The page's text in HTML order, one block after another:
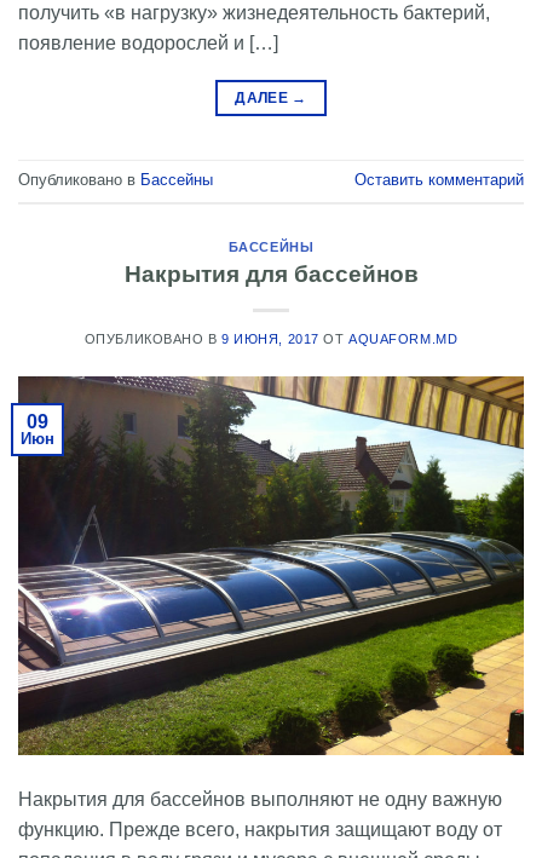
получить «в нагрузку» жизнедеятельность бактерий,
появление водорослей и […]
ДАЛЕЕ →
Опубликовано в Бассейны Оставить комментарий
БАССЕЙНЫ
Накрытия для бассейнов
ОПУБЛИКОВАНО В9 ИЮНЯ, 2017 ОТAQUAFORM.MD
09
Июн
Накрытия для бассейнов выполняют не одну важную
функцию. Прежде всего, накрытия защищают воду от